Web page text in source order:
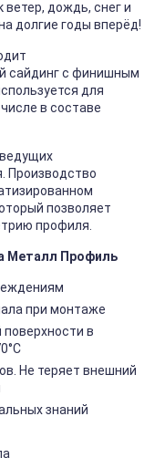
дождь, снег и
долгие годы вперёд!
сайдинг с финишным
для
в составе
Производство
позволяет
профиля.
Металл Профиль
при монтаже
в
Не теряет внешний
знаний